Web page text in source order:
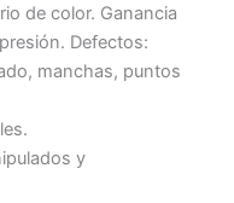
de color. Ganancia
Defectos:
manchas, puntos
y